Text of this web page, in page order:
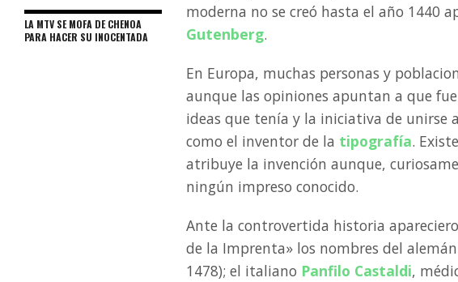
LA MTV SE MOFA DE CHENOA
PARA HACER SU INOCENTADA
moderna no se creó hasta el año 1440
Gutenberg.
En Europa, muchas personas y
aunque las opiniones apuntan a que
ideas que tenía y la iniciativa de unirse
como el inventor de la tipografía.
atribuye la invención aunque,
ningún impreso conocido.
Ante la controvertida historia
de la Imprenta» los nombres del
1478); el italiano Panfilo Castaldi,